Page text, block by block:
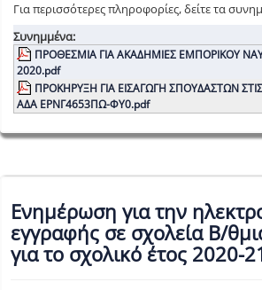
Για περισσότερες πληροφορίες, δείτε τα
Συνημμένα:
ΠΡΟΘΕΣΜΙΑ ΓΙΑ ΑΚΑΔΗΜΙΕΣ ΕΜΠΟΡΙΚΟΥ
2020.pdf
ΠΡΟΚΗΡΥΞΗ ΓΙΑ ΕΙΣΑΓΩΓΗ ΣΠΟΥΔΑΣΤΩΝ
ΑΔΑ ΕΡΝΓ4653ΠΩ-ΦΥ0.pdf
Ενημέρωση για την
εγγραφής σε σχολεία Β/
για το σχολικό έτος 2020-